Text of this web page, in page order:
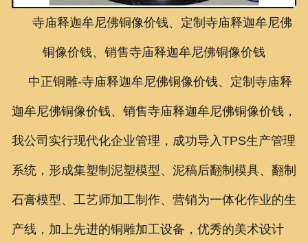
寺庙释迦牟尼佛铜像价钱、定制寺庙释迦牟尼佛
铜像价钱、销售寺庙释迦牟尼佛铜像价钱
中正铜雕-寺庙释迦牟尼佛铜像价钱、定制寺庙释
迦牟尼佛铜像价钱、销售寺庙释迦牟尼佛铜像价钱 ，
我公司实行现代化企业管理，成功导入TPS生产管理
系统，形成集塑制泥塑模型、泥稿后翻制模具、翻制
石膏模型、工艺师加工制作、营销为一体化作业的生
产线，加上先进的铜雕加工设备，优秀的美术设计